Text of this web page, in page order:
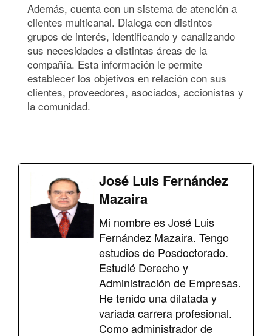
Además, cuenta con un sistema de atención a
clientes multicanal. Dialoga con distintos
grupos de interés, identificando y canalizando
sus necesidades a distintas áreas de la
compañía. Esta información le permite
establecer los objetivos en relación con sus
clientes, proveedores, asociados, accionistas y
la comunidad.
José Luis Fernández
Mazaira
Mi nombre es José Luis
Fernández Mazaira. Tengo
estudios de Posdoctorado.
Estudié Derecho y
Administración de Empresas.
He tenido una dilatada y
variada carrera profesional.
Como administrador de